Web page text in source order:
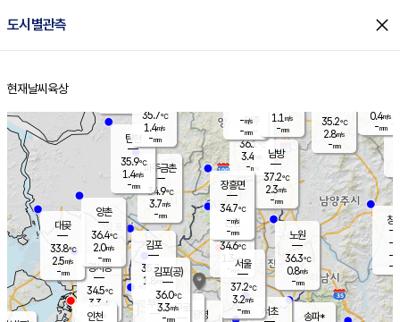
도시별관측 close
홈
현재날씨 육상
양주
36.1℃
3.4
-mm
경서동
34.5℃
3.3 m/s
-mm
파주금촌
34.9℃
3.7m/s
-mm
35.2℃
2.8m/s
-mm
대곶
33.8℃
2.5m/s
-mm
창
-
-m/
-
탄현
35.9℃
1.4m/s
-mm
0.4m/s
-mm
김포
35.7℃
1.8 m/s
mm
광명
부천
양촌
36.4℃
2.0m/s
-mm
구로
은평
34.6℃
1.3 m/s
- mm
노원
36.3℃
0.8m/s
-mm
송파*
서초
남방
37.2℃
2.3m/s
-mm
장흥면
34.7℃
-m/s
-mm
-m/s
-mm
김포(공)
36.0℃
3.3m/s
-mm
인천
서울
37.2℃
3.2m/s
-mm
35.7℃
1.4m/s
-mm
1.1 m/s
-mm